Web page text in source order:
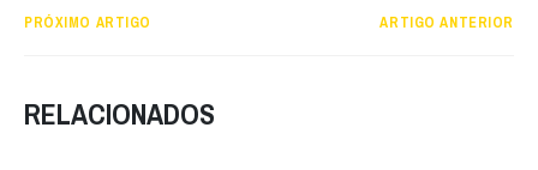
PRÓXIMO ARTIGO ARTIGO ANTERIOR
RELACIONADOS